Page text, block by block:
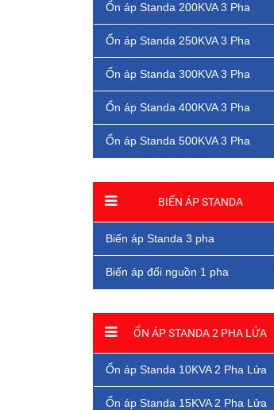
Ổn áp Standa 200KVA 3 Pha
Ổn áp Standa 250KVA 3 Pha
Ổn áp Standa 300KVA 3 Pha
Ổn áp Standa 400KVA 3 Pha
Ổn áp Standa 500KVA 3 Pha
BIẾN ÁP STANDA
Biến áp Standa 3 pha
Biến áp đổi nguồn 1 pha
ỔN ÁP STANDA 2 PHA LỬA
Ổn áp Standa 10KVA 2 Pha Lửa
Ổn áp Standa 15KVA 2 Pha Lửa